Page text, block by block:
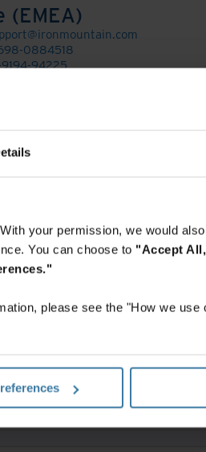
your permission, we would
You can choose to "Accept
please see the "How we use
(EMEA)
0884518
94225
gern.
Sie uns
uns schnellstmöglich bei Ihnen